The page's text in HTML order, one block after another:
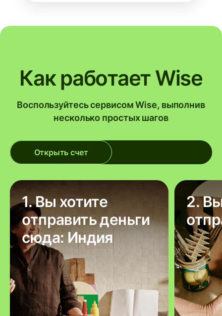
Как работает Wise
Воспользуйтесь сервисом Wise, выполнив
несколько простых шагов
Открыть счет
1. Вы хотите
отправить деньги
сюда: Индия
2.